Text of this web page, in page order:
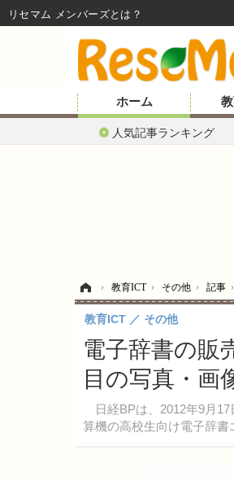
ホーム
人気記事ランキング
› 教育ICT › その他 › 記事 ›
電子辞書の販
目の写真・画
日経BPは、2012年9月17
算機の高校生向け電子辞書
教育ICT その他
リセマム メンバーズ